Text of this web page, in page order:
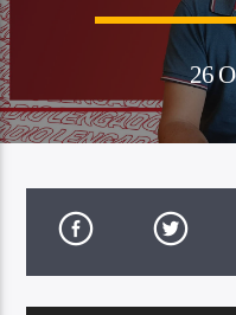
Current track
LAURENT CAVALIE
26